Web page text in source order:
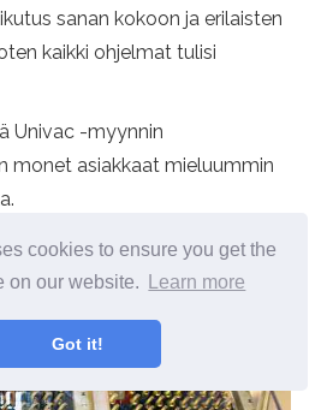
cookies to ensure you get the
on our website.
Learn more
Got it!
sanan kokoon ja erilaisten
kaikki ohjelmat tulisi
Univac -myynnin
monet asiakkaat mieluummin